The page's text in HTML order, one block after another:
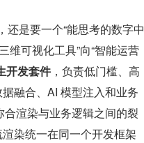
还是要一个“能思考的数字中
维可视化工具”向“智能运营
开发套件，负责低门槛、高
据融合、AI 模型注入和业务
合渲染与业务逻辑之间的裂
染统一在同一个开发框架